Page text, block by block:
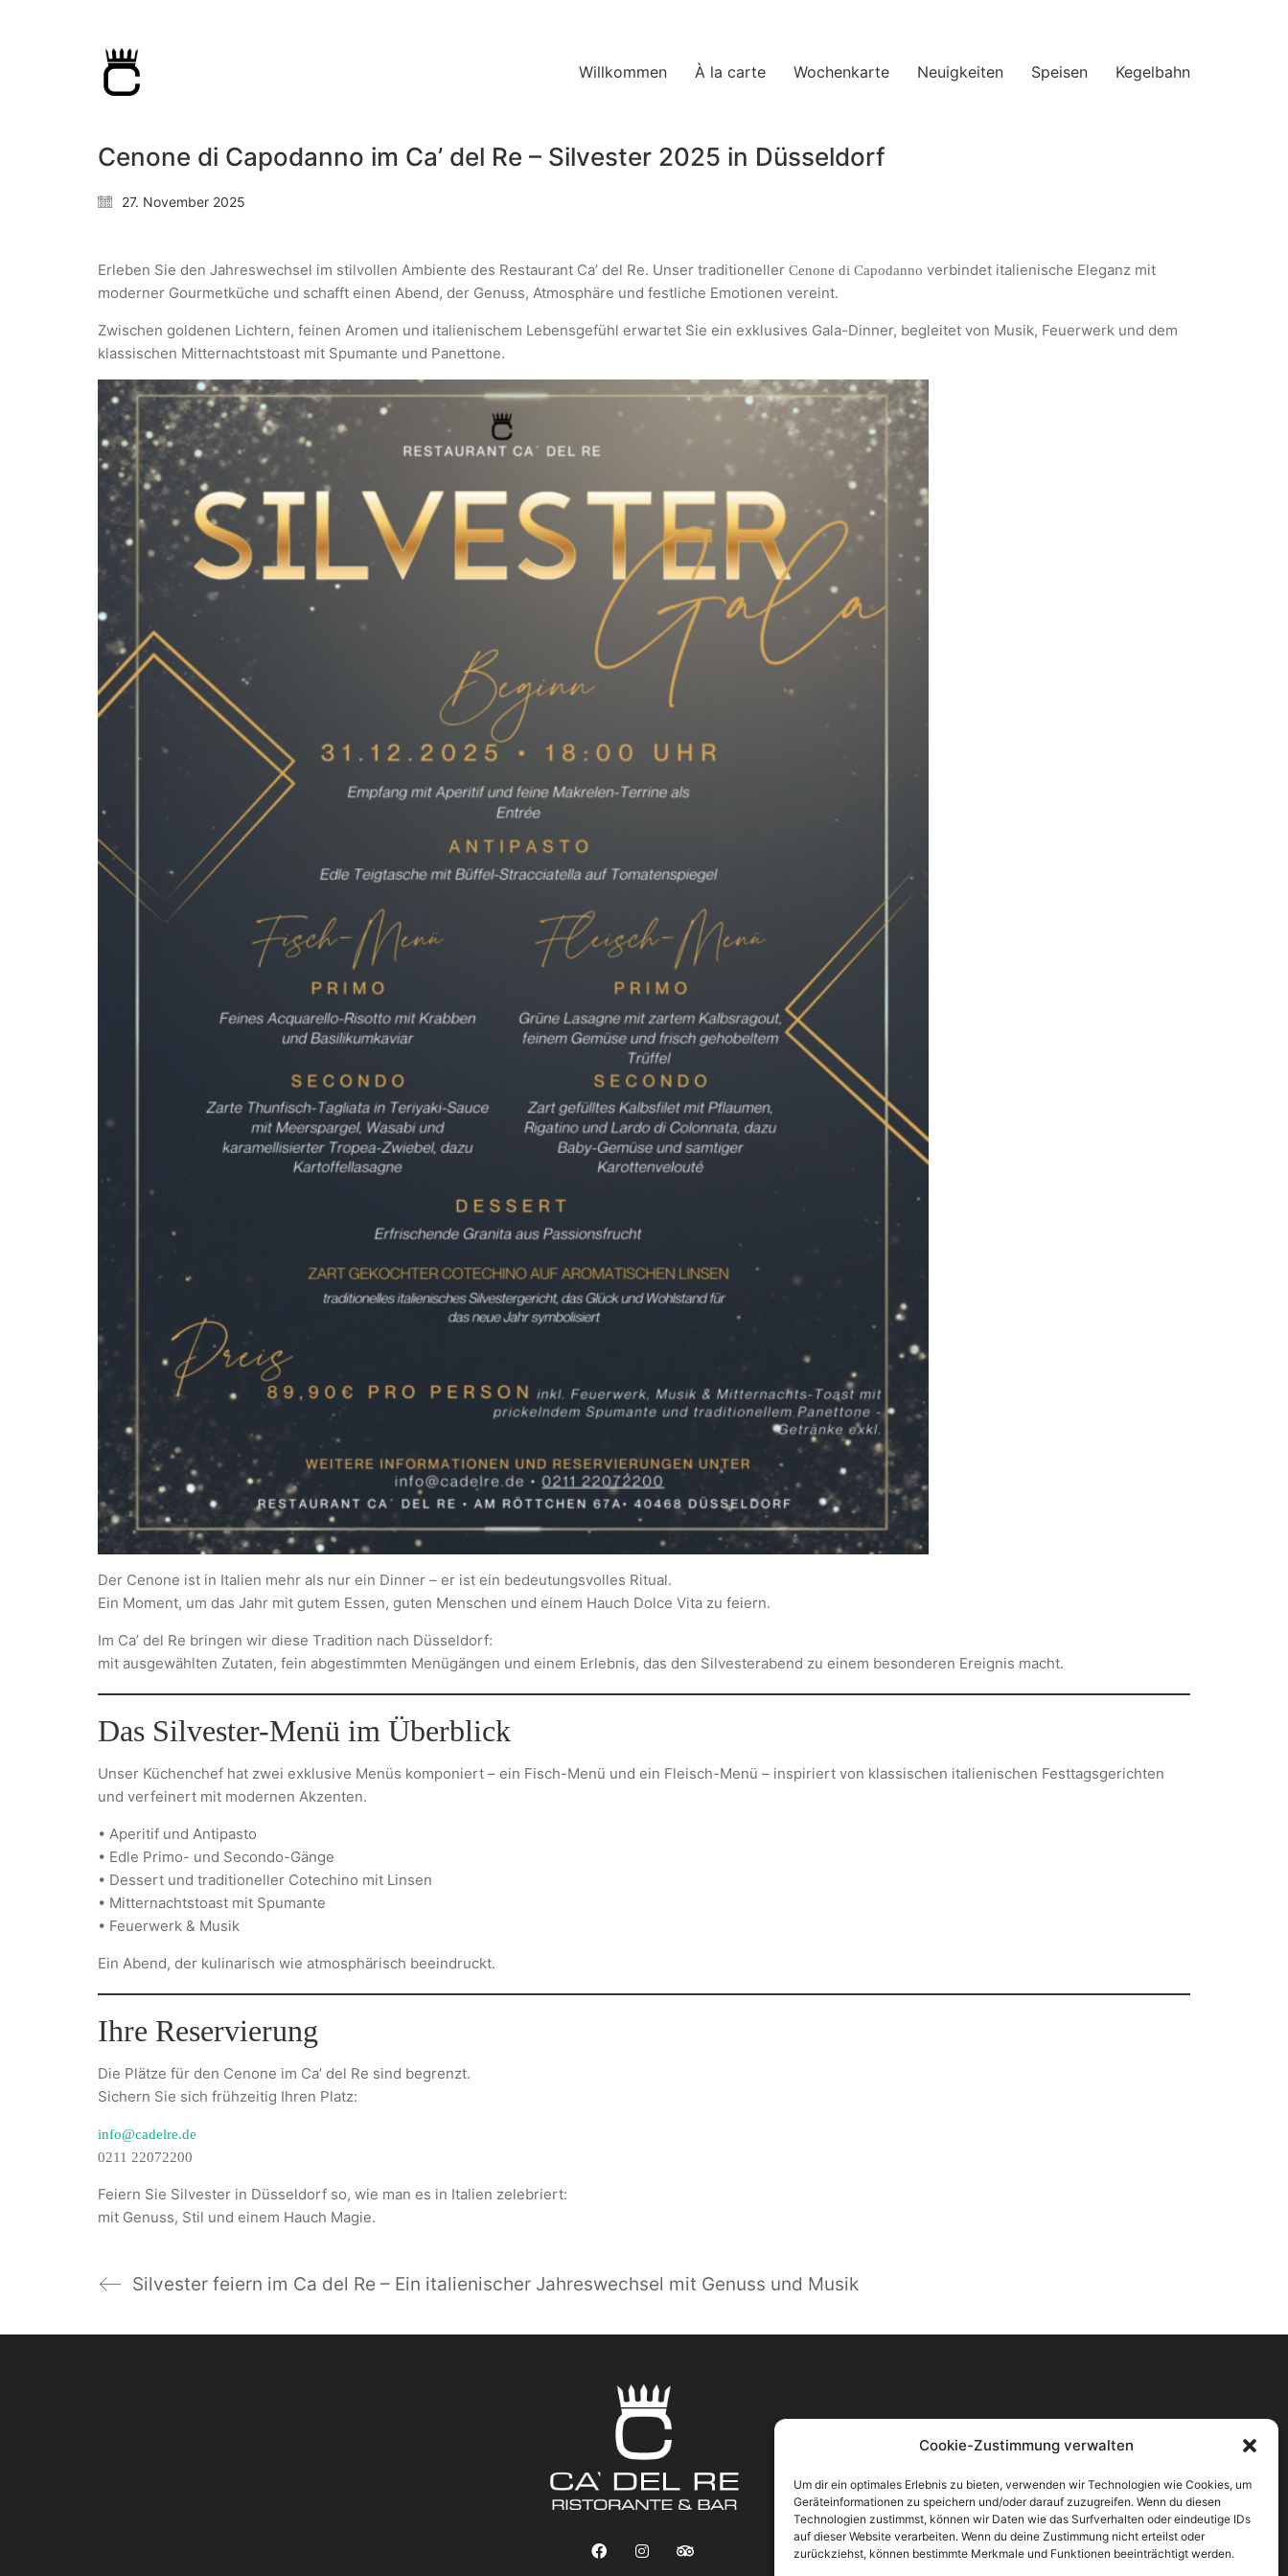
Cookie-Zustimmung verwalten
Um dir ein optimales Erlebnis zu bieten, verwenden wir Technologien wie Cookies, um
Geräteinformationen zu speichern und/oder darauf zuzugreifen. Wenn du diesen
Technologien zustimmst, können wir Daten wie das Surfverhalten oder eindeutige IDs
auf dieser Website verarbeiten. Wenn du deine Zustimmung nicht erteilst oder
zurückziehst, können bestimmte Merkmale und Funktionen beeinträchtigt werden.
Willkommen À la carte Wochenkarte Neuigkeiten Speisen Kegelbahn
Cenone di Capodanno im Ca’ del Re – Silvester 2025 in Düsseldorf
27. November 2025
Erleben Sie den Jahreswechsel im stilvollen Ambiente des Restaurant Ca’ del Re. Unser traditioneller Cenone di Capodanno verbindet italienische Eleganz mit
moderner Gourmetküche und schafft einen Abend, der Genuss, Atmosphäre und festliche Emotionen vereint.
Zwischen goldenen Lichtern, feinen Aromen und italienischem Lebensgefühl erwartet Sie ein exklusives Gala-Dinner, begleitet von Musik, Feuerwerk und dem
klassischen Mitternachtstoast mit Spumante und Panettone.
Der Cenone ist in Italien mehr als nur ein Dinner – er ist ein bedeutungsvolles Ritual.
Ein Moment, um das Jahr mit gutem Essen, guten Menschen und einem Hauch Dolce Vita zu feiern.
Im Ca’ del Re bringen wir diese Tradition nach Düsseldorf:
mit ausgewählten Zutaten, fein abgestimmten Menügängen und einem Erlebnis, das den Silvesterabend zu einem besonderen Ereignis macht.
Das Silvester-Menü im Überblick
Unser Küchenchef hat zwei exklusive Menüs komponiert – ein Fisch-Menü und ein Fleisch-Menü – inspiriert von klassischen italienischen Festtagsgerichten
und verfeinert mit modernen Akzenten.
• Aperitif und Antipasto
• Edle Primo- und Secondo-Gänge
• Dessert und traditioneller Cotechino mit Linsen
• Mitternachtstoast mit Spumante
• Feuerwerk & Musik
Ein Abend, der kulinarisch wie atmosphärisch beeindruckt.
Ihre Reservierung
Die Plätze für den Cenone im Ca’ del Re sind begrenzt.
Sichern Sie sich frühzeitig Ihren Platz:
info@cadelre.de
0211 22072200
Feiern Sie Silvester in Düsseldorf so, wie man es in Italien zelebriert:
mit Genuss, Stil und einem Hauch Magie.
Silvester feiern im Ca del Re – Ein italienischer Jahreswechsel mit Genuss und Musik